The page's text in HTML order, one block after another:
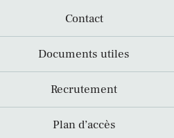
Contact
Documents utiles
Recrutement
Plan d’accès